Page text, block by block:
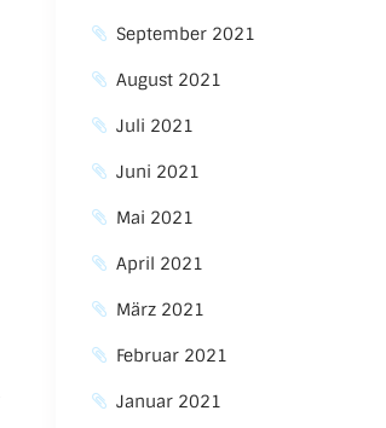
September 2021
August 2021
Juli 2021
Juni 2021
Mai 2021
April 2021
März 2021
Februar 2021
Januar 2021